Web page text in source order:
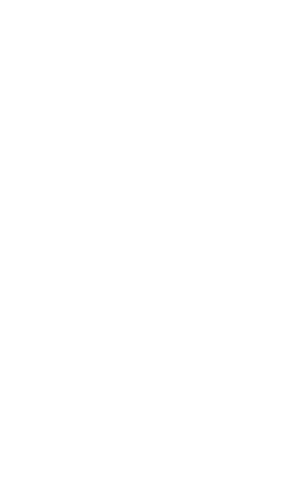
ありません。
です。
ず変更すること